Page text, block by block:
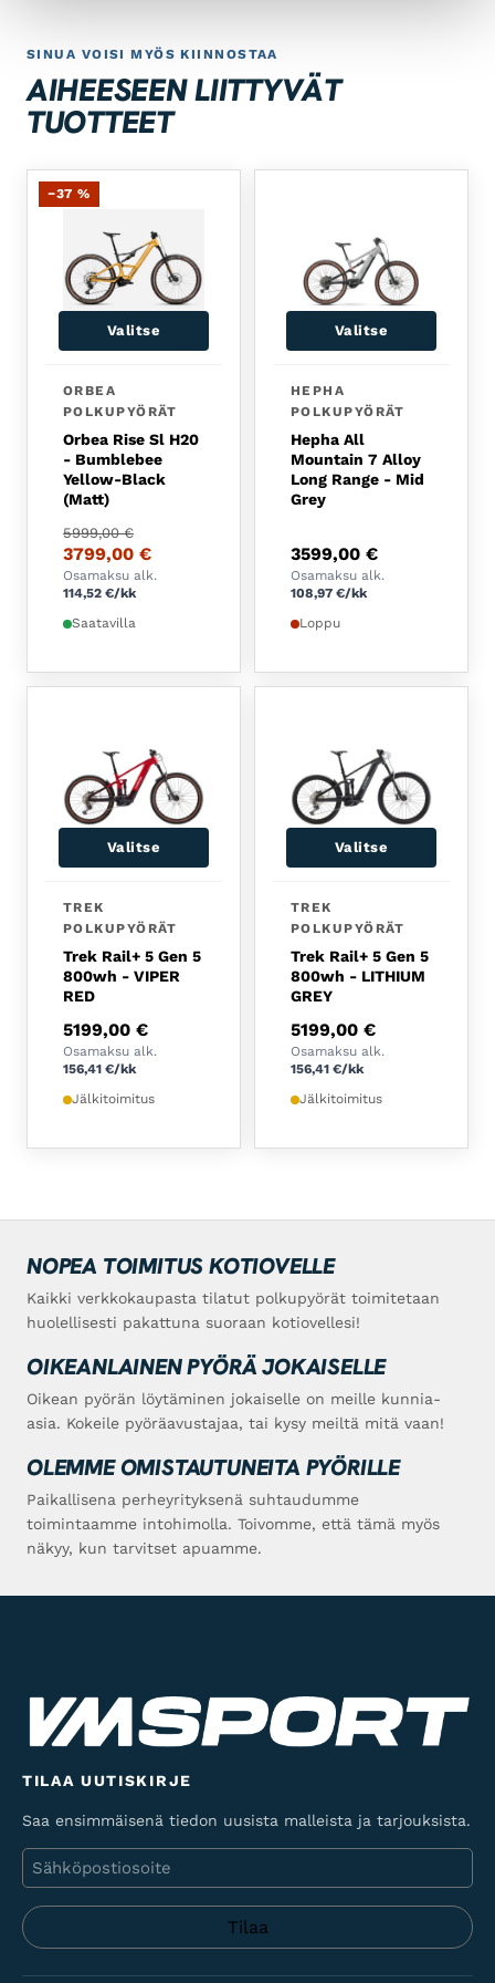
SINUA VOISI MYÖS KIINNOSTAA
AIHEESEEN LIITTYVÄT
TUOTTEET
−37 %
Valitse
ORBEA
POLKUPYÖRÄT
Orbea Rise Sl H20
- Bumblebee
Yellow-Black
(Matt)
5999,00€
Alkuperäinen hinta oli: 5999,00 €.
3799,00 €
Nykyinen hinta on: 3799,00 €.
Osamaksu alk.
114,52 €/kk
Saatavilla
Valitse
HEPHA
POLKUPYÖRÄT
Hepha All
Mountain 7 Alloy
Long Range - Mid
Grey
3599,00 €
Osamaksu alk.
108,97 €/kk
Loppu
Valitse
TREK
POLKUPYÖRÄT
Trek Rail+ 5 Gen 5
800wh - VIPER
RED
5199,00 €
Osamaksu alk.
156,41 €/kk
Jälkitoimitus
Valitse
TREK
POLKUPYÖRÄT
Trek Rail+ 5 Gen 5
800wh - LITHIUM
GREY
5199,00 €
Osamaksu alk.
156,41 €/kk
Jälkitoimitus
NOPEA TOIMITUS KOTIOVELLE
Kaikki verkkokaupasta tilatut polkupyörät toimitetaan
huolellisesti pakattuna suoraan kotiovellesi!
OIKEANLAINEN PYÖRÄ JOKAISELLE
Oikean pyörän löytäminen jokaiselle on meille kunnia-
asia. Kokeile pyöräavustajaa, tai kysy meiltä mitä vaan!
OLEMME OMISTAUTUNEITA PYÖRILLE
Paikallisena perheyrityksenä suhtaudumme
toimintaamme intohimolla. Toivomme, että tämä myös
näkyy, kun tarvitset apuamme.
TILAA UUTISKIRJE
Saa ensimmäisenä tiedon uusista malleista ja tarjouksista.
Sähköposti